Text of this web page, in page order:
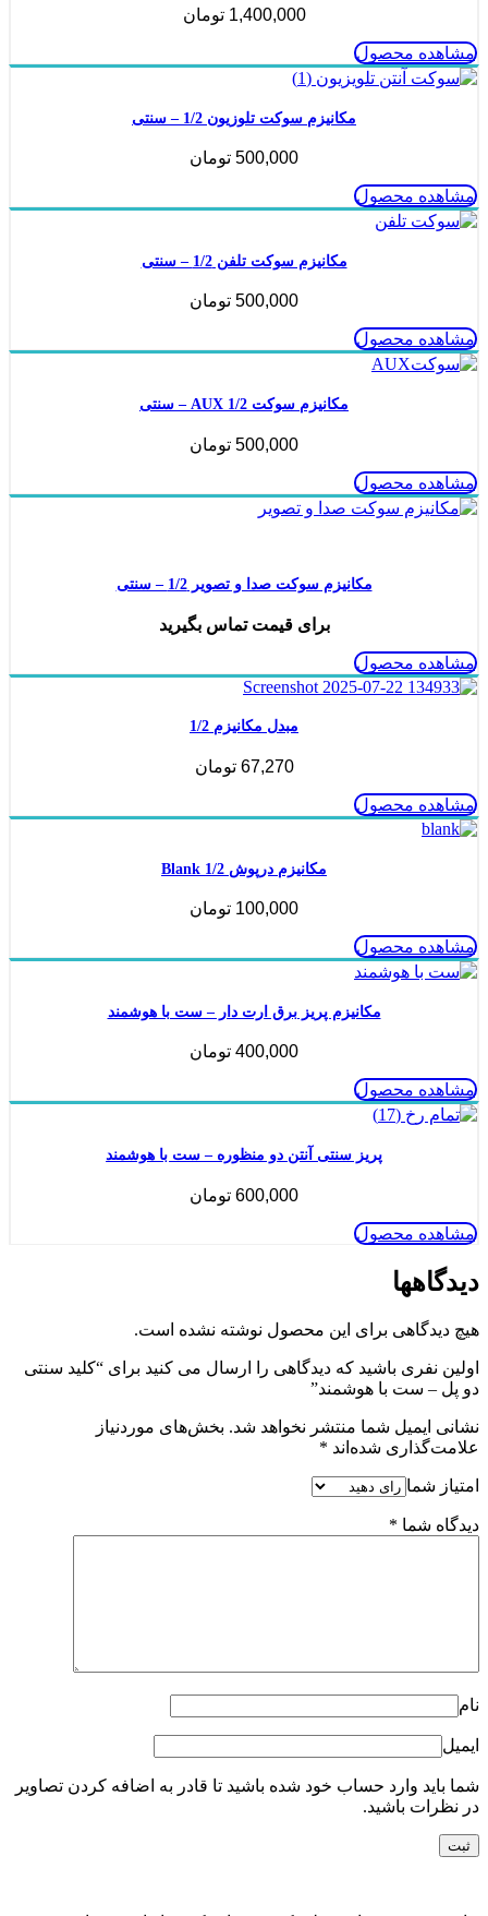
1,400,000 تومان
مشاهده محصول
مکانیزم سوکت تلوزیون 1/2 – سنتی
500,000 تومان
مشاهده محصول
مکانیزم سوکت تلفن 1/2 – سنتی
500,000 تومان
مشاهده محصول
مکانیزم سوکت AUX 1/2 – سنتی
500,000 تومان
مشاهده محصول
مکانیزم سوکت صدا و تصویر 1/2 – سنتی
برای قیمت تماس بگیرید
مشاهده محصول
مبدل مکانیزم 1/2
67,270 تومان
مشاهده محصول
مکانیزم درپوش Blank 1/2
100,000 تومان
مشاهده محصول
مکانیزم پریز برق ارت دار – ست با هوشمند
400,000 تومان
مشاهده محصول
پریز سنتی آنتن دو منظوره – ست با هوشمند
600,000 تومان
مشاهده محصول
دیدگاهها
هیچ دیدگاهی برای این محصول نوشته نشده است.
اولین نفری باشید که دیدگاهی را ارسال می کنید برای “کلید سنتی
دو پل – ست با هوشمند”
نشانی ایمیل شما منتشر نخواهد شد. بخش‌های موردنیاز
علامت‌گذاری شده‌اند *
امتیاز شما
دیدگاه شما *
نام
ایمیل
شما باید وارد حساب خود شده باشید تا قادر به اضافه کردن تصاویر
در نظرات باشید.